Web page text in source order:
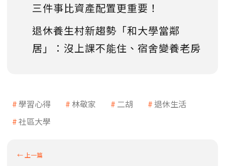
三件事比資產配置更重要！
退休養生村新趨勢「和大學當鄰
居」：沒上課不能住、宿舍變養老房
學習心得 林敬家 二胡
退休生活
社區大學